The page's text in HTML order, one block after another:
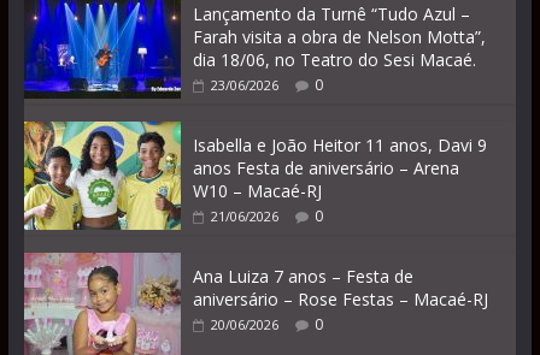
Lançamento da Turnê “Tudo Azul –
Farah visita a obra de Nelson Motta”,
dia 18/06, no Teatro do Sesi Macaé.
23/06/2026 0
Isabella e João Heitor 11 anos, Davi 9
anos Festa de aniversário – Arena
W10 – Macaé-RJ
21/06/2026 0
Ana Luiza 7 anos – Festa de
aniversário – Rose Festas – Macaé-RJ
20/06/2026 0